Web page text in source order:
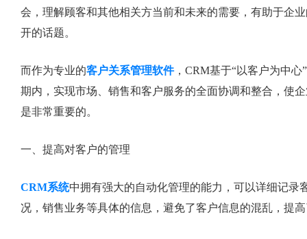
会，理解顾客和其他相关方当前和未来的需要，有助于企
开的话题。
而作为专业的客户关系管理软件，CRM基于“以客户为中
期内，实现市场、销售和客户服务的全面协调和整合，使
是非常重要的。
一、提高对客户的管理
CRM系统中拥有强大的自动化管理的能力，可以详细记录
况，销售业务等具体的信息，避免了客户信息的混乱，提